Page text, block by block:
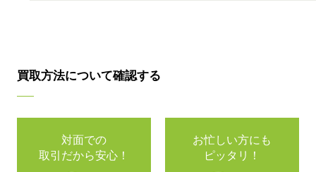
買取方法について確認する
対面での
取引だから安心！
お忙しい方にも
ピッタリ！